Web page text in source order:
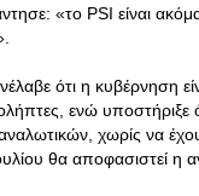
«το PSI είναι
ότι η κυβέρνηση
ενώ υποστήριξε
χωρίς να
θα αποφασιστεί η